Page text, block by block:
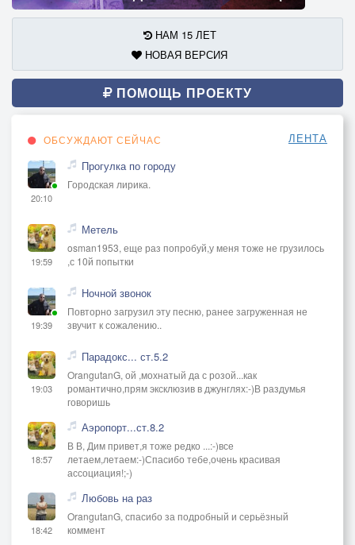
НАМ 15 ЛЕТ
НОВАЯ ВЕРСИЯ
ПОМОЩЬ ПРОЕКТУ
ОБСУЖДАЮТ СЕЙЧАС ЛЕНТА
20:10
Прогулка по городу
Городская лирика.
19:59
Метель
osman1953, еще раз попробуй,у меня тоже не грузилось
,с 10й попытки
19:39
Ночной звонок
Повторно загрузил эту песню, ранее загруженная не
звучит к сожалению..
19:03
Парадокс... ст.5.2
OrangutanG, ой ,мохнатый да с розой...как
романтично,прям эксклюзив в джунглях:-)В раздумья
говоришь
18:57
Аэропорт...ст.8.2
В В, Дим привет,я тоже редко ...:-)все
летаем,летаем:-)Спасибо тебе,очень красивая
ассоциация!;-)
18:42
Любовь на раз
OrangutanG, спасибо за подробный и серьёзный
коммент